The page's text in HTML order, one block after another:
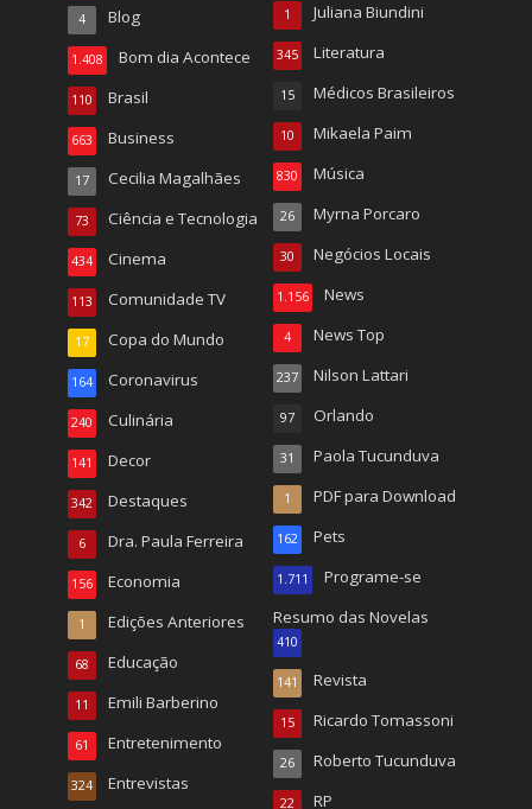
Blog
4
Bom dia Acontece
1.408
Brasil
110
Business
663
Cecilia Magalhães
17
Ciência e Tecnologia
73
Cinema
434
Comunidade TV
113
Copa do Mundo
17
Coronavirus
164
Culinária
240
Decor
141
Destaques
342
Dra. Paula Ferreira
6
Economia
156
Edições Anteriores
1
Educação
68
Emili Barberino
11
Entretenimento
61
Entrevistas
324
Juliana Biundini
1
Literatura
345
Médicos Brasileiros
15
Mikaela Paim
10
Música
830
Myrna Porcaro
26
Negócios Locais
30
News
1.156
News Top
4
Nilson Lattari
237
Orlando
97
Paola Tucunduva
31
PDF para Download
1
Pets
162
Programe-se
1.711
Resumo das Novelas
410
Revista
141
Ricardo Tomassoni
15
Roberto Tucunduva
26
RP
22